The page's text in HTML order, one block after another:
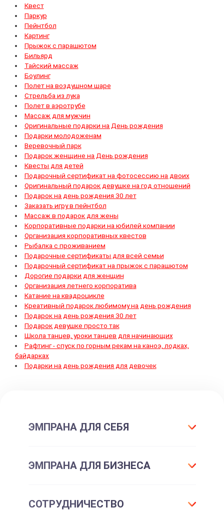
Квест
Паркур
Пейнтбол
Картинг
Прыжок с парашютом
Бильярд
Тайский массаж
Боулинг
Полет на воздушном шаре
Стрельба из лука
Полет в аэротрубе
Массаж для мужчин
Оригинальные подарки на День рождения
Подарки молодоженам
Веревочный парк
Подарок женщине на День рождения
Квесты для детей
Подарочный сертификат на фотосессию на двоих
Оригинальный подарок девушке на год отношений
Подарок на день рождения 30 лет
Заказать игру в пейнтбол
Массаж в подарок для жены
Корпоративные подарки на юбилей компании
Организация корпоративных квестов
Рыбалка с проживанием
Подарочные сертификаты для всей семьи
Подарочный сертификат на прыжок с парашютом
Дорогие подарки для женщин
Организация летнего корпоратива
Катание на квадроцикле
Креативный подарок любимому на день рождения
Подарок на день рождения 30 лет
Подарок девушке просто так
Школа танцев, уроки танцев для начинающих
Рафтинг - спуск по горным рекам на каноэ, лодках,
байдарках
Подарки на день рождения для девочек
ЭМПРАНА ДЛЯ СЕБЯ
Все впечатления
Подарочные сертификаты
ЭМПРАНА ДЛЯ БИЗНЕСА
Для отдела персонала
СОТРУДНИЧЕСТВО